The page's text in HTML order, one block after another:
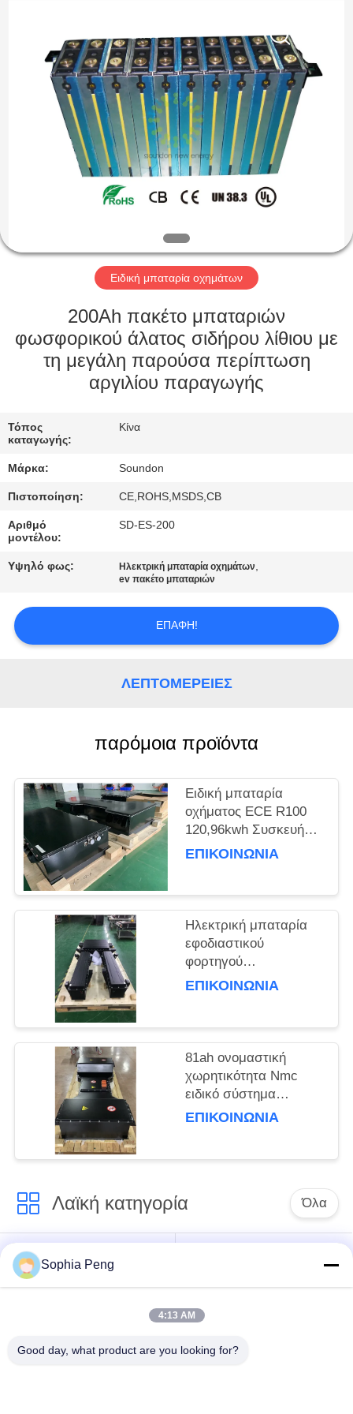
ΣΠΊΤΙ
ΠΡΟΪΌΝΤΑ
ΕΜΦΆΝΙΣΗ
ΠΕΡΊΠΟΥ
ΓΎΡΟΣ
ΕΡΓΟΣΤΑΣΊΩΝ
ΈΛΕΓΧΟΣ
ΕΛΆΤΕ
ΣΕ
ΕΠΑΦΉ
ΖΗΤΉΣΤΕ
ΑΠΌΣΠΑΣΜΑ
SITEMAP
ΠΟΛΙΤΙΚΉ
ΑΠΟΡΡΉΤΟΥ
Ειδική μπαταρία οχημάτων
200Ah πακέτο μπαταριών
φωσφορικού άλατος σιδήρου λίθιου με
τη μεγάλη παρούσα περίπτωση
αργιλίου παραγωγής
Τόπος
καταγωγής:
Κίνα
Μάρκα: Soundon
Πιστοποίηση: CE,ROHS,MSDS,CB
Αριθμό
μοντέλου:
SD-ES-200
Υψηλό φως: Ηλεκτρική μπαταρία οχημάτων,
ev πακέτο μπαταριών
ΕΠΑΦΉ!
ΛΕΠΤΟΜΈΡΕΙΕΣ
παρόμοια προϊόντα
Ειδική μπαταρία
οχήματος ECE R100
120,96kwh Συσκευή
μπαταριών ιόντων
ΕΠΙΚΟΙΝΩΝΊΑ
Ηλεκτρική μπαταρία
εφοδιαστικού
φορτηγού
επαναφορτιζόμενο
321.2V
ΕΠΙΚΟΙΝΩΝΊΑ
81ah ονομαστική
χωρητικότητα Nmc
ειδικό σύστημα
μπαταρίας οχημάτων
ΕΠΙΚΟΙΝΩΝΊΑ
Λαϊκή κατηγορία Όλα
Ηλεκτρική μπαταρία
μοτοσικλετών
αποθήκευσης
αποθήκευσης
Μπαταρία NMC
Sophia Peng
4:13 AM
Good day, what product are you looking for?